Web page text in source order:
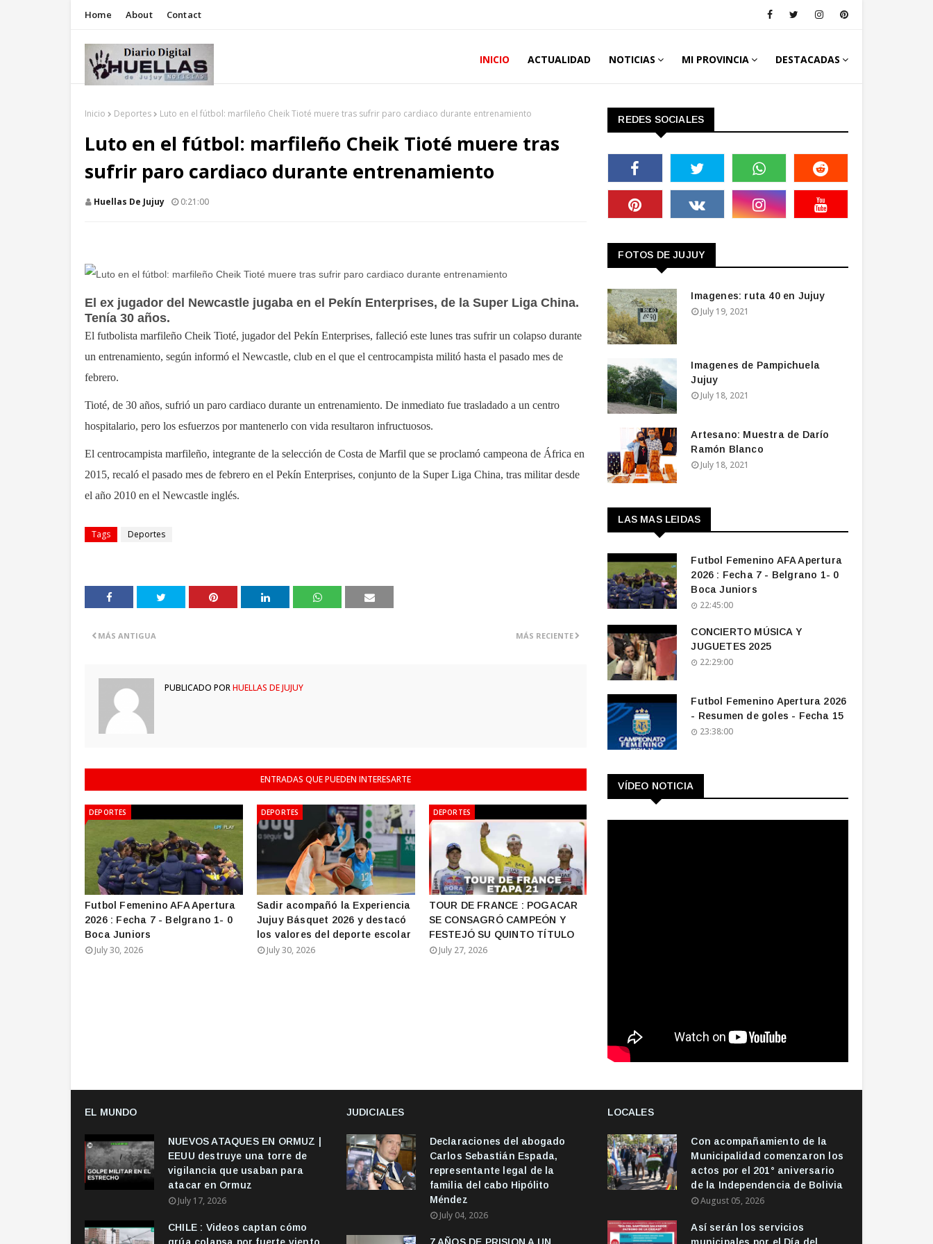
Home About Contact
INICIO ACTUALIDAD NOTICIAS MI PROVINCIA DESTACADAS
Inicio Deportes Luto en el fútbol: marfileño Cheik Tioté muere tras sufrir paro cardiaco durante entrenamiento
Luto en el fútbol: marfileño Cheik Tioté muere tras
sufrir paro cardiaco durante entrenamiento
Huellas De Jujuy 0:21:00
El ex jugador del Newcastle jugaba en el Pekín Enterprises, de la Super Liga China.
Tenía 30 años.
El futbolista marfileño Cheik Tioté, jugador del Pekín Enterprises, falleció este lunes tras sufrir un colapso durante
un entrenamiento, según informó el Newcastle, club en el que el centrocampista militó hasta el pasado mes de
febrero.
Tioté, de 30 años, sufrió un paro cardiaco durante un entrenamiento. De inmediato fue trasladado a un centro
hospitalario, pero los esfuerzos por mantenerlo con vida resultaron infructuosos.
El centrocampista marfileño, integrante de la selección de Costa de Marfil que se proclamó campeona de África en
2015, recaló el pasado mes de febrero en el Pekín Enterprises, conjunto de la Super Liga China, tras militar desde
el año 2010 en el Newcastle inglés.
Tags Deportes
MÁS RECIENTE
MÁS ANTIGUA
PUBLICADO PORHUELLAS DE JUJUY
ENTRADAS QUE PUEDEN INTERESARTE
DEPORTES
Futbol Femenino AFA Apertura
2026 : Fecha 7 - Belgrano 1- 0
Boca Juniors
July 30, 2026
DEPORTES
Sadir acompañó la Experiencia
Jujuy Básquet 2026 y destacó
los valores del deporte escolar
July 30, 2026
DEPORTES
TOUR DE FRANCE : POGACAR
SE CONSAGRÓ CAMPEÓN Y
FESTEJÓ SU QUINTO TÍTULO
July 27, 2026
REDES SOCIALES
FOTOS DE JUJUY
Imagenes: ruta 40 en Jujuy
July 19, 2021
Imagenes de Pampichuela
Jujuy
July 18, 2021
Artesano: Muestra de Darío
Ramón Blanco
July 18, 2021
LAS MAS LEIDAS
Futbol Femenino AFA Apertura
2026 : Fecha 7 - Belgrano 1- 0
Boca Juniors
22:45:00
CONCIERTO MÚSICA Y
JUGUETES 2025
22:29:00
Futbol Femenino Apertura 2026
- Resumen de goles - Fecha 15
23:38:00
VÍDEO NOTICIA
EL MUNDO
NUEVOS ATAQUES EN ORMUZ |
EEUU destruye una torre de
vigilancia que usaban para
atacar en Ormuz
July 17, 2026
CHILE : Videos captan cómo
JUDICIALES
Declaraciones del abogado
Carlos Sebastián Espada,
representante legal de la
familia del cabo Hipólito
Méndez
July 04, 2026
LOCALES
Con acompañamiento de la
Municipalidad comenzaron los
actos por el 201° aniversario
de la Independencia de Bolivia
August 05, 2026
Así serán los servicios